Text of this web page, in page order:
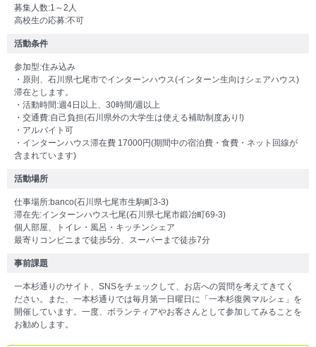
募集人数:1～2人
高校生の応募:不可
活動条件
参加型:住み込み
・原則、石川県七尾市でインターンハウス(インターン生向けシェアハウス)
滞在とします。
・活動時間:週4日以上、30時間/週以上
・交通費:自己負担(石川県外の大学生は使える補助制度あり!)
・アルバイト可
・インターンハウス滞在費 17000円(期間中の宿泊費・食費・ネット回線が
含まれています)
活動場所
仕事場所:banco(石川県七尾市生駒町3-3)
滞在先:インターンハウス七尾(石川県七尾市鍛冶町69-3)
個人部屋、トイレ・風呂・キッチンシェア
最寄りコンビニまで徒歩5分、スーパーまで徒歩7分
事前課題
一本杉通りのサイト、SNSをチェックして、お店への質問を考えてきてく
ださい。また、一本杉通りでは毎月第一日曜日に「一本杉復興マルシェ」を
開催しています。一度、ボランティアやお客さんとして参加してみることを
お勧めします。